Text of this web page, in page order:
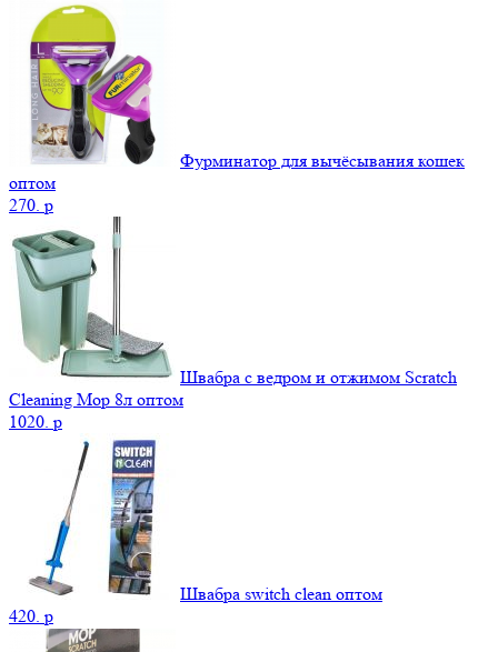
Фурминатор для вычёсывания кошек
оптом
270. p
Швабра с ведром и отжимом Scratch
Cleaning Mop 8л оптом
1020. p
Швабра switch clean оптом
420. p